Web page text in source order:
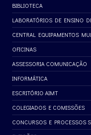
BIBLIOTECA
LABORATÓRIOS DE ENSINO
CENTRAL EQUIPAMENTOS
OFICINAS
ASSESSORIA COMUNICAÇÃO
INFORMÁTICA
ESCRITÓRIO AIMT
COLEGIADOS E COMISSÕES
CONCURSOS E PROCESSOS